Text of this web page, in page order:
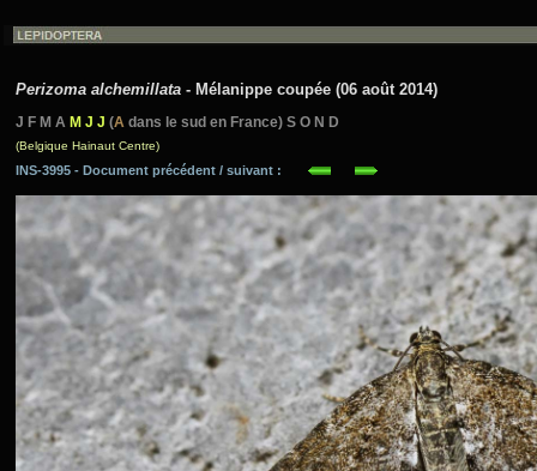
Perizoma alchemillata - Mélanippe coupée (06 août 2014)
J F M A M J J (A dans le sud en France) S O N D
(Belgique Hainaut Centre)
INS-3995 - Document précédent / suivant :